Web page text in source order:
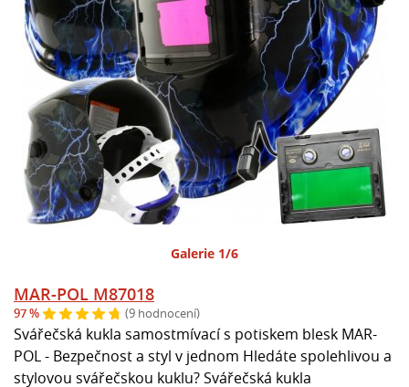
Galerie 1/6
MAR-POL M87018
97 % (9 hodnocení)
Svářečská kukla samostmívací s potiskem blesk MAR-
POL - Bezpečnost a styl v jednom Hledáte spolehlivou a
stylovou svářečskou kuklu? Svářečská kukla